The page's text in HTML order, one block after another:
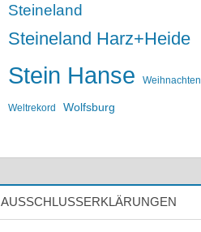
Steineland
Steineland Harz+Heide
Stein Hanse Weihnachten
Weltrekord Wolfsburg
AUSSCHLUSSERKLÄRUNGEN